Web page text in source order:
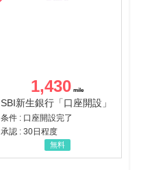
1,430
SBI新生銀行「口座開設」
条件 : 口座開設完了
承認 : 30日程度
無料